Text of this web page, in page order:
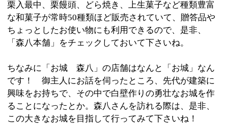
ジャンル : ●和菓子
TEL : 03-3622-0006
定休日 :
毎月第3月曜日（ただし、3月・9月・12月は
第3月曜日も営業します。）
最寄駅 : 押上駅
墨田区業平1-3-6